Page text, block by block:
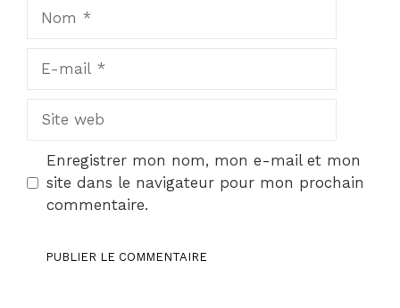
mail
web
Enregistrer mon nom, mon e-mail et mon
site dans le navigateur pour mon prochain
commentaire.